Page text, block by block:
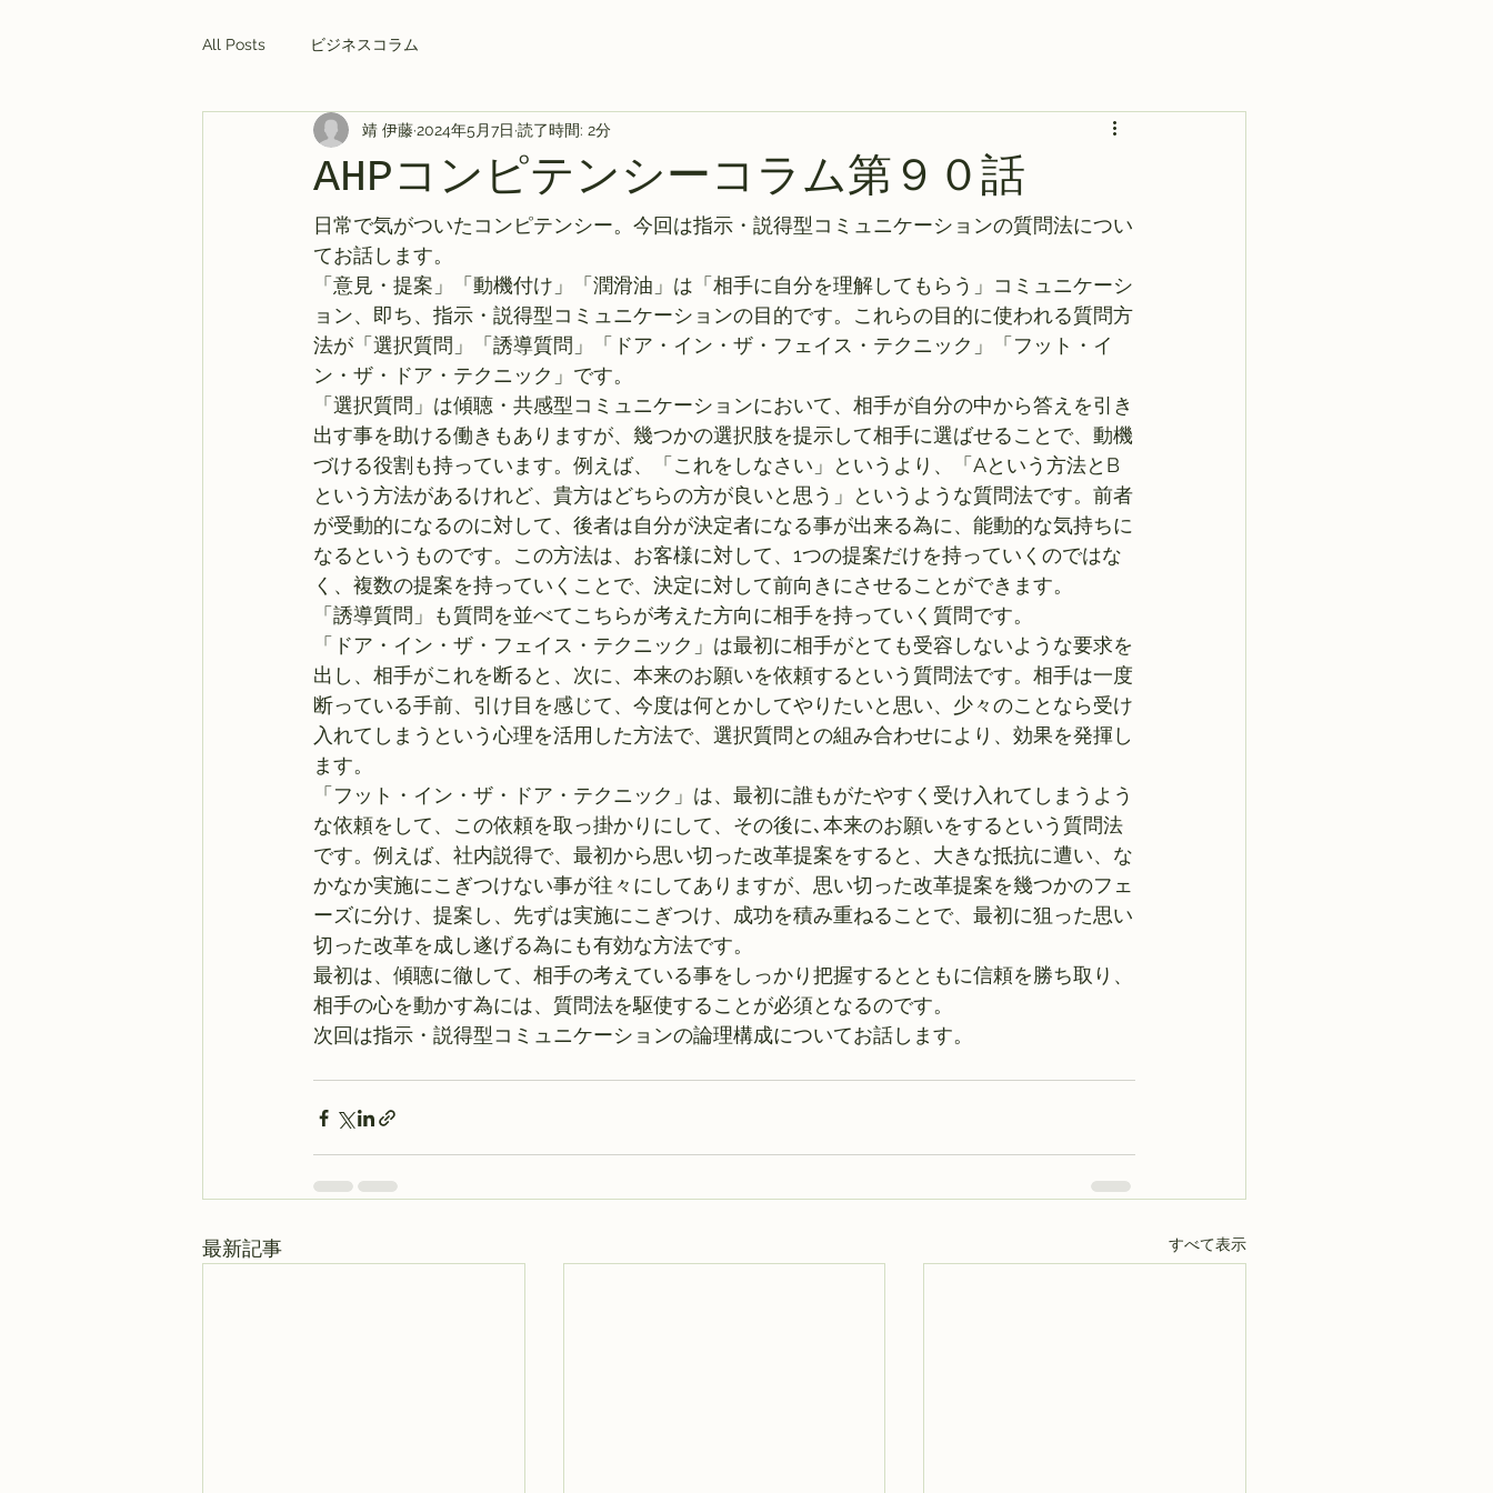
All Posts ビジネスコラム
AHPコンピテンシーコラム第９０話
靖 伊藤2024年5月7日 読了時間: 2分
日常で気がついたコンピテンシー。今回は指示・説得型コミュニケーションの質問法につい
てお話します。
「意見・提案」「動機付け」「潤滑油」は「相手に自分を理解してもらう」コミュニケーシ
ョン、即ち、指示・説得型コミュニケーションの目的です。これらの目的に使われる質問方
法が「選択質問」「誘導質問」「ドア・イン・ザ・フェイス・テクニック」「フット・イ
ン・ザ・ドア・テクニック」です。
「選択質問」は傾聴・共感型コミュニケーションにおいて、相手が自分の中から答えを引き
出す事を助ける働きもありますが、幾つかの選択肢を提示して相手に選ばせることで、動機
づける役割も持っています。例えば、「これをしなさい」というより、「Aという方法とB
という方法があるけれど、貴方はどちらの方が良いと思う」というような質問法です。前者
が受動的になるのに対して、後者は自分が決定者になる事が出来る為に、能動的な気持ちに
なるというものです。この方法は、お客様に対して、1つの提案だけを持っていくのではな
く、複数の提案を持っていくことで、決定に対して前向きにさせることができます。
「誘導質問」も質問を並べてこちらが考えた方向に相手を持っていく質問です。
「ドア・イン・ザ・フェイス・テクニック」は最初に相手がとても受容しないような要求を
出し、相手がこれを断ると、次に、本来のお願いを依頼するという質問法です。相手は一度
断っている手前、引け目を感じて、今度は何とかしてやりたいと思い、少々のことなら受け
入れてしまうという心理を活用した方法で、選択質問との組み合わせにより、効果を発揮し
ます。
「フット・イン・ザ・ドア・テクニック」は、最初に誰もがたやすく受け入れてしまうよう
な依頼をして、この依頼を取っ掛かりにして、その後に､本来のお願いをするという質問法
です。例えば、社内説得で、最初から思い切った改革提案をすると、大きな抵抗に遭い、な
かなか実施にこぎつけない事が往々にしてありますが、思い切った改革提案を幾つかのフェ
ーズに分け、提案し、先ずは実施にこぎつけ、成功を積み重ねることで、最初に狙った思い
切った改革を成し遂げる為にも有効な方法です。
最初は、傾聴に徹して、相手の考えている事をしっかり把握するとともに信頼を勝ち取り、
相手の心を動かす為には、質問法を駆使することが必須となるのです。
次回は指示・説得型コミュニケーションの論理構成についてお話します。
最新記事 すべて表示